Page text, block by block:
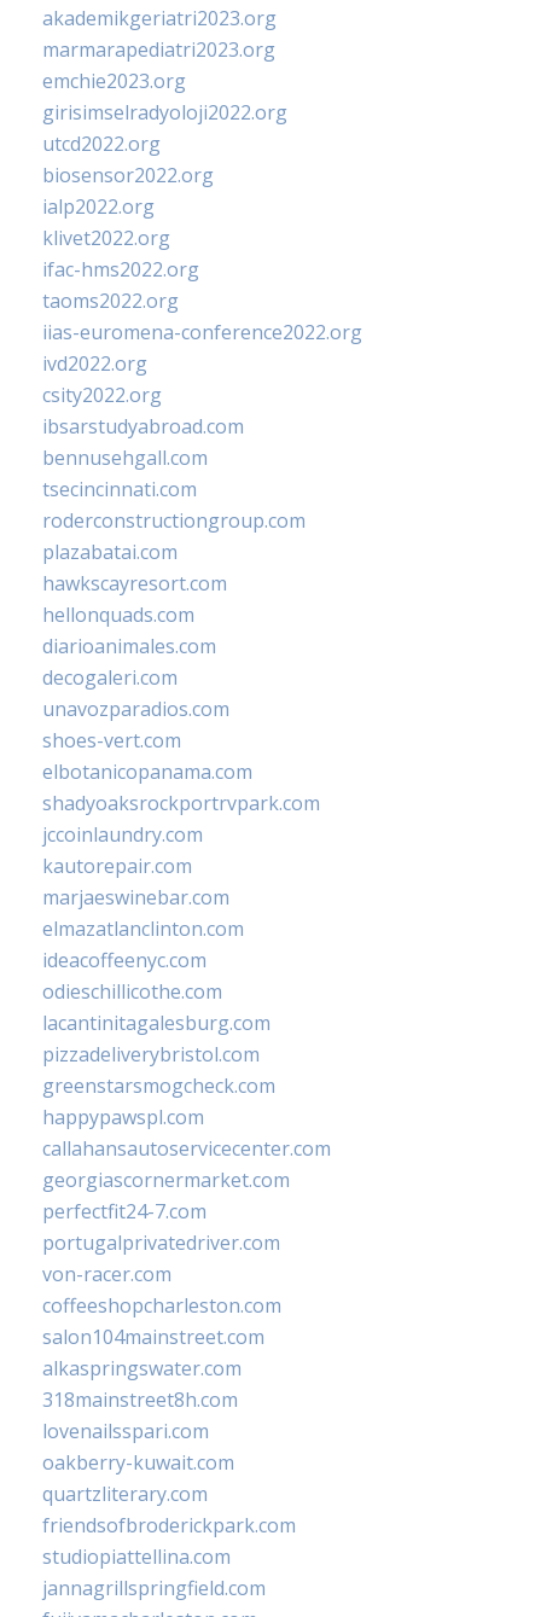
akademikgeriatri2023.org
marmarapediatri2023.org
emchie2023.org
girisimselradyoloji2022.org
utcd2022.org
biosensor2022.org
ialp2022.org
klivet2022.org
ifac-hms2022.org
taoms2022.org
iias-euromena-conference2022.org
ivd2022.org
csity2022.org
ibsarstudyabroad.com
bennusehgall.com
tsecincinnati.com
roderconstructiongroup.com
plazabatai.com
hawkscayresort.com
hellonquads.com
diarioanimales.com
decogaleri.com
unavozparadios.com
shoes-vert.com
elbotanicopanama.com
shadyoaksrockportrvpark.com
jccoinlaundry.com
kautorepair.com
marjaeswinebar.com
elmazatlanclinton.com
ideacoffeenyc.com
odieschillicothe.com
lacantinitagalesburg.com
pizzadeliverybristol.com
greenstarsmogcheck.com
happypawspl.com
callahansautoservicecenter.com
georgiascornermarket.com
perfectfit24-7.com
portugalprivatedriver.com
von-racer.com
coffeeshopcharleston.com
salon104mainstreet.com
alkaspringswater.com
318mainstreet8h.com
lovenailsspari.com
oakberry-kuwait.com
quartzliterary.com
friendsofbroderickpark.com
studiopiattellina.com
jannagrillspringfield.com